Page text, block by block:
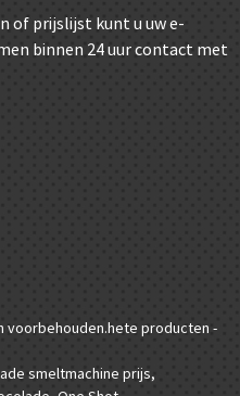
of prijslijst kunt u uw e-
binnen 24 uur contact met
voorbehouden.hete producten -
smeltmachine prijs,